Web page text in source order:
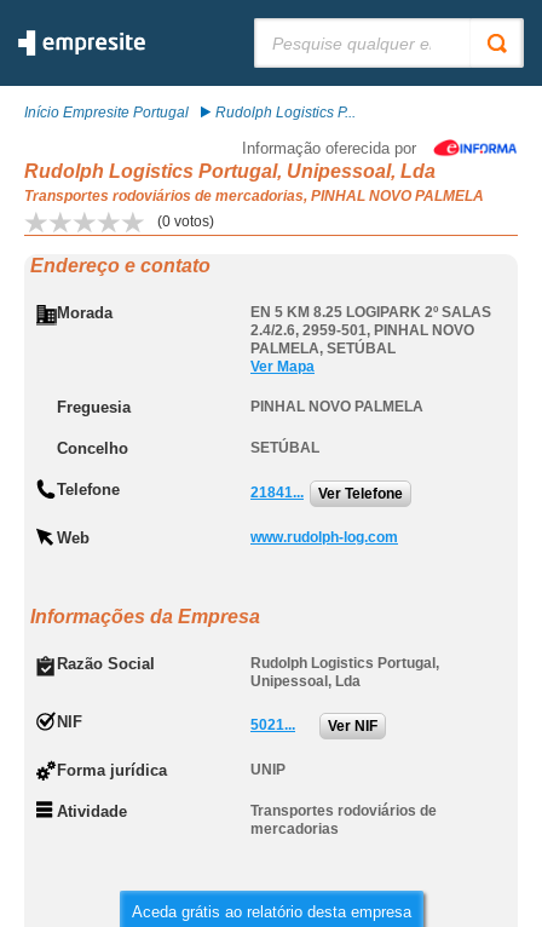
Início Empresite Portugal Rudolph Logistics P...
Informação oferecida por
Rudolph Logistics Portugal, Unipessoal, Lda
Transportes rodoviários de mercadorias, PINHAL NOVO PALMELA
(0 votos)
Endereço e contato
Morada
EN 5 KM 8.25 LOGIPARK 2º SALAS
2.4/2.6, 2959-501, PINHAL NOVO
PALMELA, SETÚBAL
Ver Mapa
Freguesia PINHAL NOVO PALMELA
Concelho SETÚBAL
Telefone 21841... Ver Telefone
Web www.rudolph-log.com
Informações da Empresa
Razão Social
Rudolph Logistics Portugal,
Unipessoal, Lda
NIF 5021... Ver NIF
Forma jurídica UNIP
Atividade
Transportes rodoviários de
mercadorias
Aceda grátis ao relatório desta empresa